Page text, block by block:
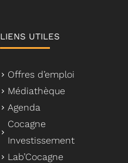
LIENS UTILES
Offres d’emploi
Médiathèque
Agenda
Cocagne
Investissement
Lab’Cocagne